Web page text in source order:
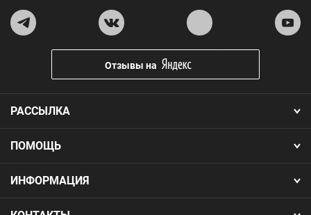
ПОМОЩЬ
ИНФОРМАЦИЯ
РАССЫЛКА
Отзывы на